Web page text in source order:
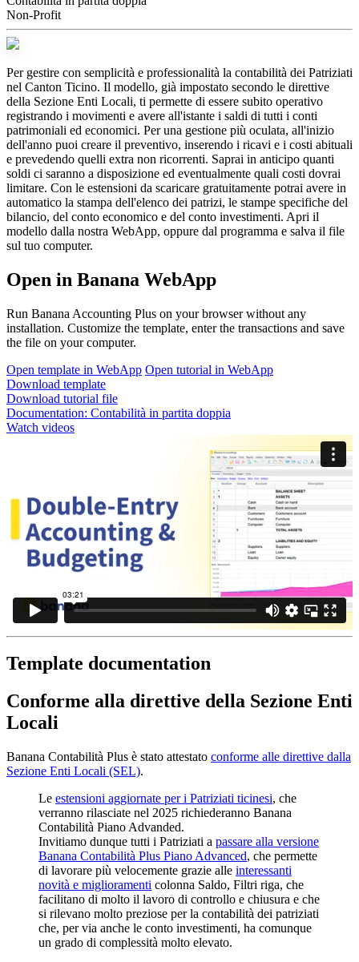
Non-Profit
Per gestire con semplicità e professionalità la contabilità dei Patriziati
nel Canton Ticino. Il modello, già impostato secondo le direttive
della Sezione Enti Locali, ti permette di essere subito operativo
registrando i movimenti e avere all'istante i saldi di tutti i conti
patrimoniali ed economici. Per una gestione più oculata, all'inizio
dell'anno puoi creare il preventivo, inserendo i ricavi e i costi abituali
e prevedendo quelli extra non ricorrenti. Saprai in anticipo quanti
soldi ci saranno a disposizione ed eventualmente quali costi dovrai
limitare. Con le estensioni da scaricare gratuitamente potrai avere in
automatico la stampa dell'elenco dei patrizi, le stampe specifiche del
bilancio, del conto economico e del conto investimenti. Apri il
modello dalla nostra WebApp, oppure dal programma e salva il file
sul tuo computer.
Open in Banana WebApp
Run Banana Accounting Plus on your browser without any
installation. Customize the template, enter the transactions and save
the file on your computer.
Open template in WebApp Open tutorial in WebApp
Download template
Download tutorial file
Documentation: Contabilità in partita doppia
Watch videos
Template documentation
Conforme alla direttive della Sezione Enti
Locali
Banana Contabilità Plus è stato attestato conforme alle direttive dalla
Sezione Enti Locali (SEL).
Le estensioni aggiornate per i Patriziati ticinesi, che
verranno rilasciate nel 2025 richiederanno Banana
Contabilità Piano Advanded.
Invitiamo dunque tutti i Patriziati a passare alla versione
Banana Contabilità Plus Piano Advanced, che permette
di lavorare più velocemente grazie alle interessanti
novità e miglioramenti colonna Saldo, Filtri riga, che
facilitano di molto il lavoro di controllo e chiusura e che
si rilevano molto preziose per la contabilità dei patriziati
che, per via anche le conto investimenti, ha comunque
un grado di complessità molto elevato.